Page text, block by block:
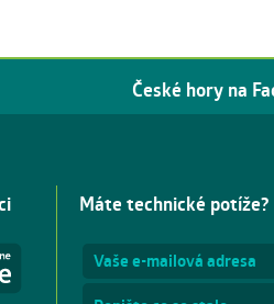
České hory na
Máte technické potíže?